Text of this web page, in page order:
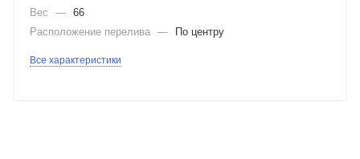
Вес
— 66
Расположение перелива — По центру
Все характеристики